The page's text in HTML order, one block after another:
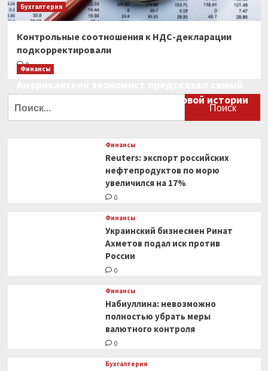
Бухгалтерия
Контрольные соотношения к НДС-декларации
подкорректировали
0
Финансы
большой финансовый крах в мировой истории
Финансы
Reuters: экспорт российских
нефтепродуктов по морю
увеличился на 17%
0
Финансы
Украинский бизнесмен Ринат
Ахметов подал иск против
России
0
Финансы
Набиуллина: невозможно
полностью убрать меры
валютного контроля
0
Бухгалтерия